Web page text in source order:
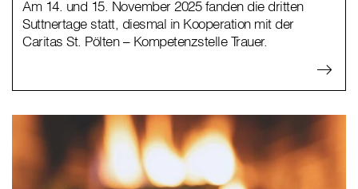
Am 14. und 15. November 2025 fanden die dritten
Suttnertage statt, diesmal in Kooperation mit der
Caritas St. Pölten – Kompetenzstelle Trauer.